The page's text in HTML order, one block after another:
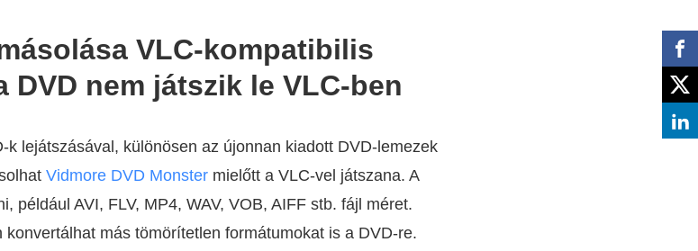
VLC-kompatibilis
DVD nem játszik le VLC-ben
lejátszásával, különösen az újonnan kiadott DVD-lemezek
Vidmore DVD Monster mielőtt a VLC-vel játszana. A
például AVI, FLV, MP4, WAV, VOB, AIFF stb. fájl méret.
más tömörítetlen formátumokat is a DVD-re.